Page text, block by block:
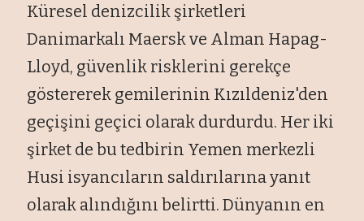
Küresel denizcilik şirketleri
Danimarkalı Maersk ve Alman Hapag-
Lloyd, güvenlik risklerini gerekçe
göstererek gemilerinin Kızıldeniz'den
geçişini geçici olarak durdurdu. Her iki
şirket de bu tedbirin Yemen merkezli
Husi isyancıların saldırılarına yanıt
olarak alındığını belirtti. Dünyanın en